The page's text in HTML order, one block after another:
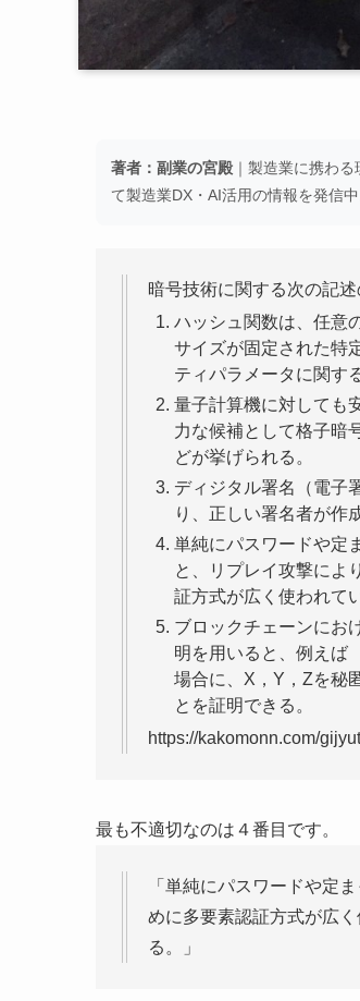
著者：副業の宮殿 ｜製造業に携わ
て製造業DX・AI活用の情報を発信中
暗号技術に関する次の記
ハッシュ関数は、任意
サイズが固定された特
ティパラメータに関す
量子計算機に対しても
力な候補として格子暗
どが挙げられる。
ディジタル署名（電子
り、正しい署名者が作
単純にパスワードや定
と、リプレイ攻撃によ
証方式が広く使われて
ブロックチェーンにお
明を用いると、例えば
場合に、X，Y，Zを秘
とを証明できる。
https://kakomonn.com/
最も不適切なのは４番目です。
「単純にパスワードや定
めに多要素認証方式が広
る。」